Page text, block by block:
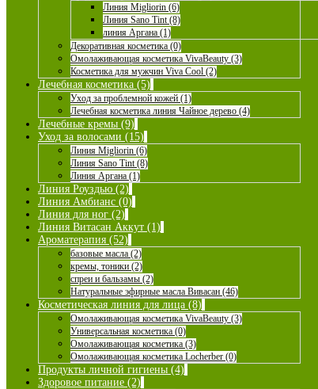
Линия Migliorin (6)
Линия Sano Tint (8)
линия Аргана (1)
Декоративная косметика (0)
Омолаживающая косметика VivaBeauty (3)
Косметика для мужчин Viva Cool (2)
Лечебная косметика (5)
Уход за проблемной кожей (1)
Лечебная косметика линия Чайное дерево (4)
Лечебные кремы (9)
Уход за волосами (15)
Линия Migliorin (6)
Линия Sano Tint (8)
Линия Аргана (1)
Линия Роуздью (2)
Линия Амбианс (0)
Линия для ног (2)
Линия Витасан Аккут (1)
Ароматерапия (52)
базовые масла (2)
кремы, тоники (2)
спреи и бальзамы (2)
Натуральные эфирные масла Вивасан (46)
Косметическая линия для лица (8)
Омолаживающая косметика VivaBeauty (3)
Универсальная косметика (0)
Омолаживающая косметика (3)
Омолаживающая косметика Locherber (0)
Продукты личной гигиены (4)
Здоровое питание (2)